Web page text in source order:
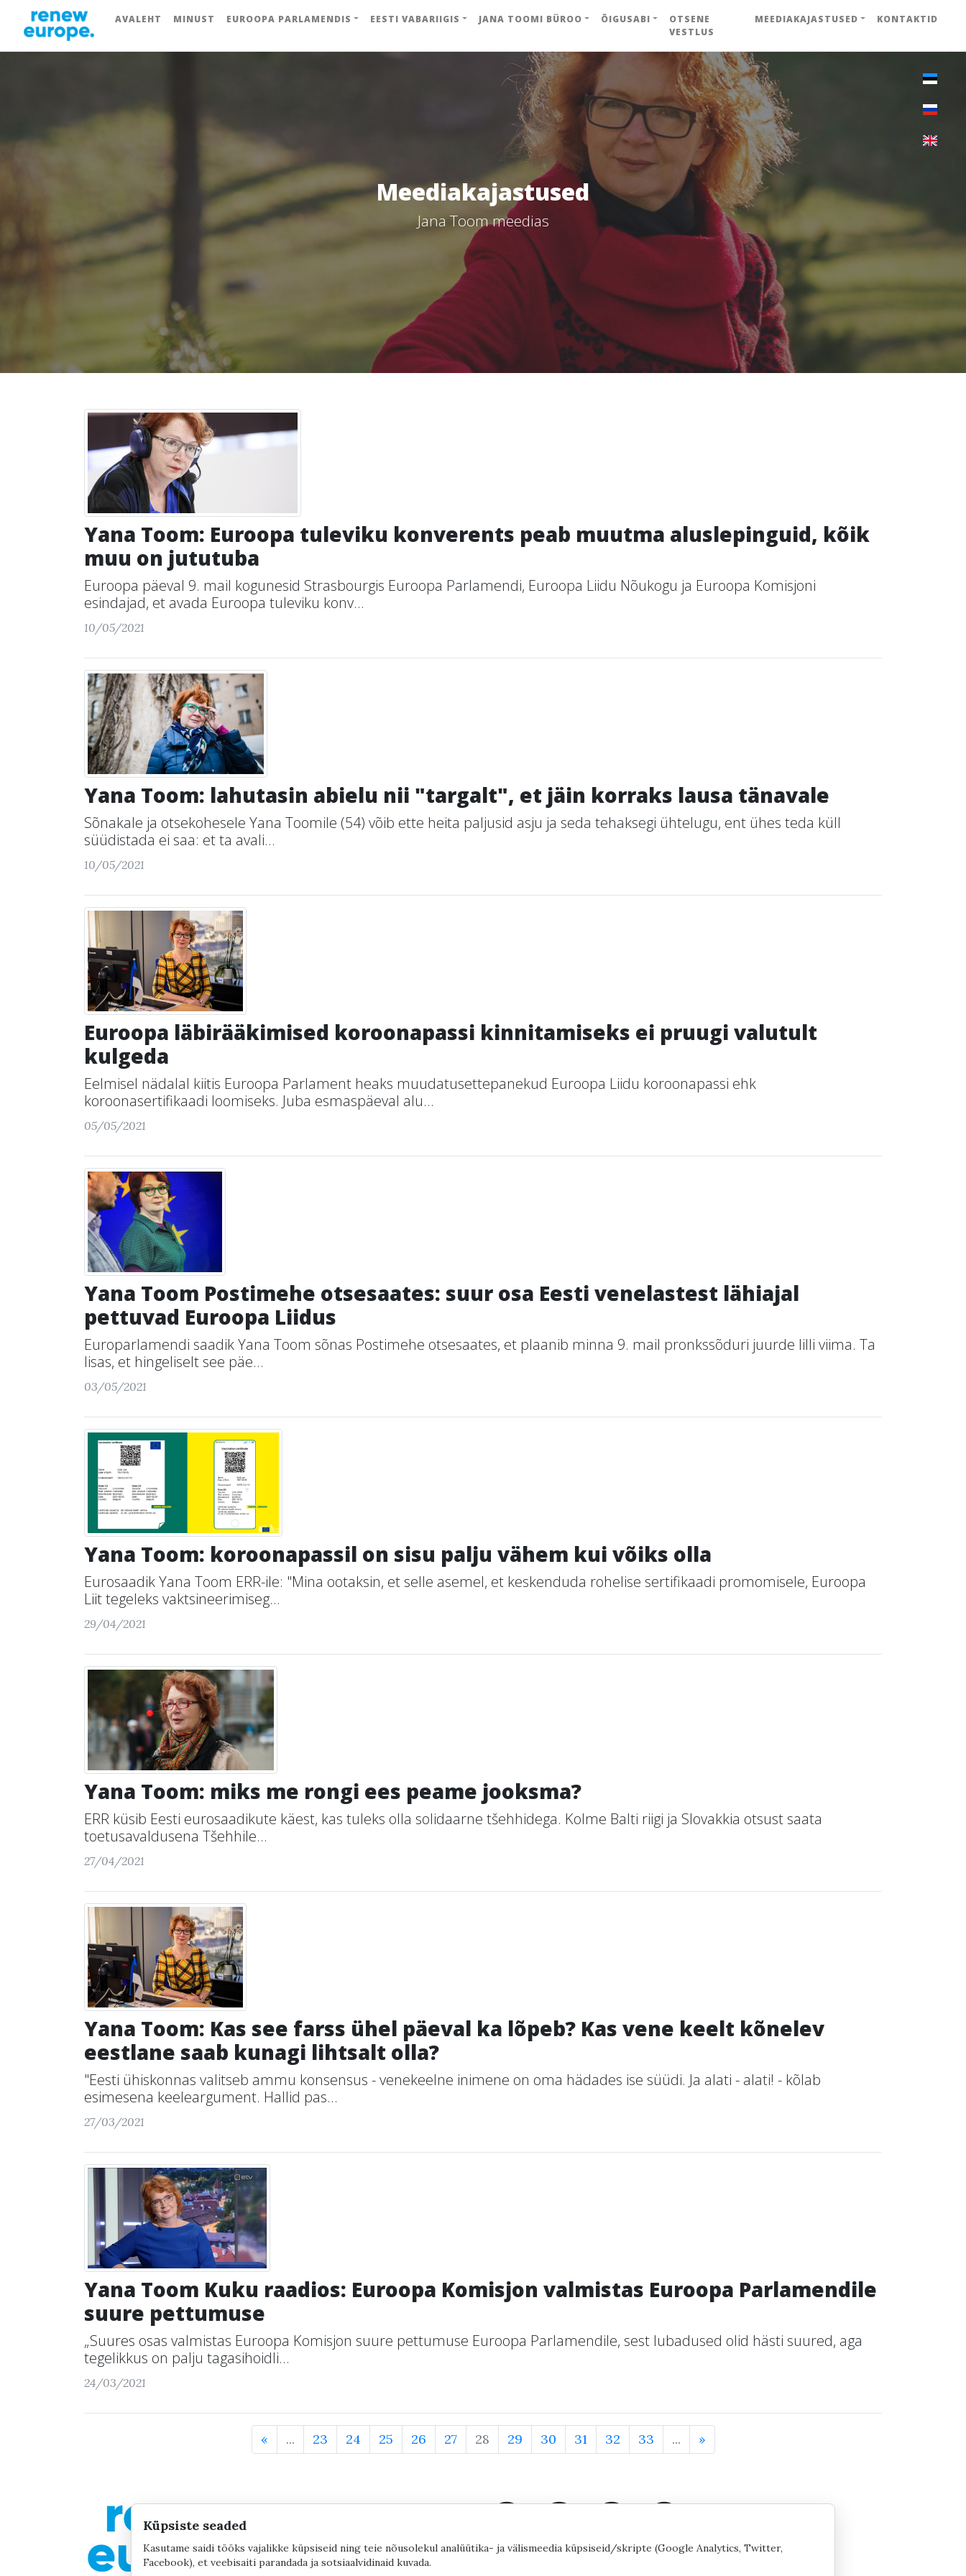
AVALEHT MINUST EUROOPA PARLAMENDIS EESTI VABARIIGIS JANA TOOMI BÜROO ÕIGUSABI
OTSENE
VESTLUS
MEEDIAKAJASTUSED KONTAKTID
Meediakajastused
Jana Toom meedias
Yana Toom: Euroopa tuleviku konverents peab muutma aluslepinguid, kõik
muu on jututuba
Euroopa päeval 9. mail kogunesid Strasbourgis Euroopa Parlamendi, Euroopa Liidu Nõukogu ja Euroopa Komisjoni
esindajad, et avada Euroopa tuleviku konv...
10/05/2021
Yana Toom: lahutasin abielu nii "targalt", et jäin korraks lausa tänavale
Sõnakale ja otsekohesele Yana Toomile (54) võib ette heita paljusid asju ja seda tehaksegi ühtelugu, ent ühes teda küll
süüdistada ei saa: et ta avali...
10/05/2021
Euroopa läbirääkimised koroonapassi kinnitamiseks ei pruugi valutult
kulgeda
Eelmisel nädalal kiitis Euroopa Parlament heaks muudatusettepanekud Euroopa Liidu koroonapassi ehk
koroonasertifikaadi loomiseks. Juba esmaspäeval alu...
05/05/2021
Yana Toom Postimehe otsesaates: suur osa Eesti venelastest lähiajal
pettuvad Euroopa Liidus
Europarlamendi saadik Yana Toom sõnas Postimehe otsesaates, et plaanib minna 9. mail pronkssõduri juurde lilli viima. Ta
lisas, et hingeliselt see päe...
03/05/2021
Yana Toom: koroonapassil on sisu palju vähem kui võiks olla
Eurosaadik Yana Toom ERR-ile: "Mina ootaksin, et selle asemel, et keskenduda rohelise sertifikaadi promomisele, Euroopa
Liit tegeleks vaktsineerimiseg...
29/04/2021
Yana Toom: miks me rongi ees peame jooksma?
ERR küsib Eesti eurosaadikute käest, kas tuleks olla solidaarne tšehhidega. Kolme Balti riigi ja Slovakkia otsust saata
toetusavaldusena Tšehhile...
27/04/2021
Yana Toom: Kas see farss ühel päeval ka lõpeb? Kas vene keelt kõnelev
eestlane saab kunagi lihtsalt olla?
"Eesti ühiskonnas valitseb ammu konsensus - venekeelne inimene on oma hädades ise süüdi. Ja alati - alati! - kõlab
esimesena keeleargument. Hallid pas...
27/03/2021
Yana Toom Kuku raadios: Euroopa Komisjon valmistas Euroopa Parlamendile
suure pettumuse
„Suures osas valmistas Euroopa Komisjon suure pettumuse Euroopa Parlamendile, sest lubadused olid hästi suured, aga
tegelikkus on palju tagasihoidli...
24/03/2021
« ... 23 24 25 26 27 28 29 30 31 32 33 ... »
Küpsiste seaded
Kasutame saidi tööks vajalikke küpsiseid ning teie nõusolekul analüütika- ja välismeedia küpsiseid/skripte (Google Analytics, Twitter,
Facebook), et veebisaiti parandada ja sotsiaalvidinaid kuvada.